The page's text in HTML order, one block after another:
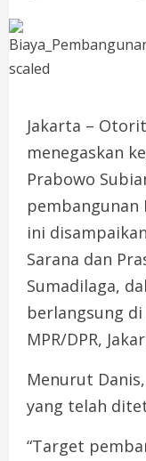
Jakarta –
menegaskan
Prabowo
pembangunan
ini
Sarana dan
Sumadilaga,
berlangsung
MPR/DPR,
Menurut
yang telah
“Target